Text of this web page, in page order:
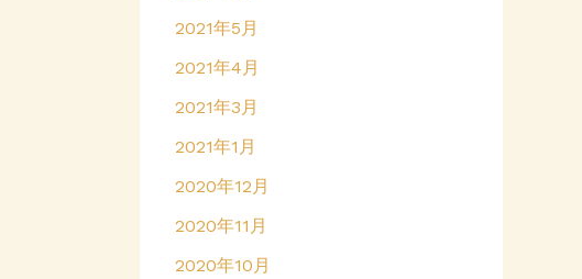
2021年5月
2021年4月
2021年3月
2021年1月
2020年12月
2020年11月
2020年10月